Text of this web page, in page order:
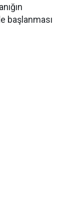
başlanması